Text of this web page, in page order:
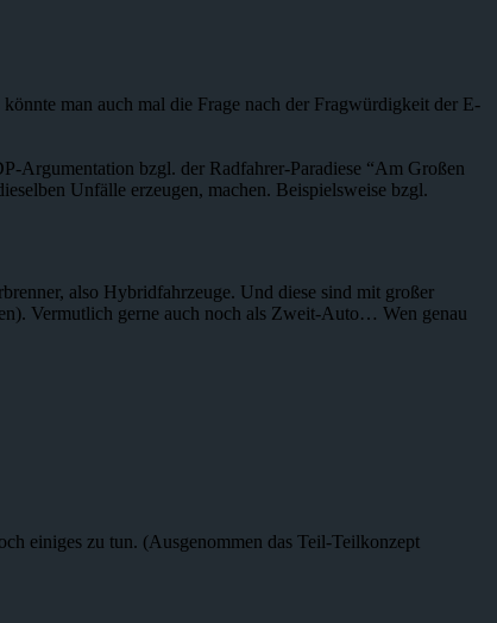
man auch mal die Frage nach der Fragwürdigkeit der E-
Argumentation bzgl. der Radfahrer-Paradiese “Am Großen
Unfälle erzeugen, machen. Beispielsweise bzgl.
also Hybridfahrzeuge. Und diese sind mit großer
Vermutlich gerne auch noch als Zweit-Auto… Wen genau
einiges zu tun. (Ausgenommen das Teil-Teilkonzept